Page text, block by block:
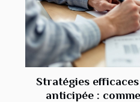
Stratégies
anticipée :